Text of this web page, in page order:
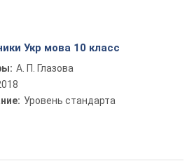
Укр мова 10 класс
А. П. Глазова
Уровень стандарта